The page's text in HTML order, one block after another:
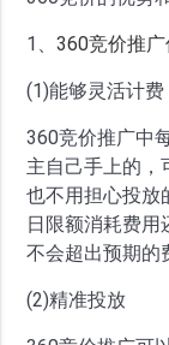
1、360竞价推广
(1)能够灵活计费
360竞价推广中
主自己手上的，
也不用担心投放
日限额消耗费用
不会超出预期的
(2)精准投放